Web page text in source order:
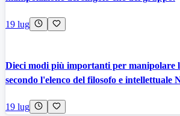
19 lug
Dieci modi più importanti per manipolare
secondo l'elenco del filosofo e intellettuale
19 lug